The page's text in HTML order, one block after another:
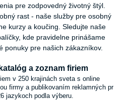
pre zodpovedný životný štýl.
rast - naše služby pre osobný
kurzy a koučing. Sledujte naše
kde pravidelne prinášame
ponuky pre našich zákazníkov.
a zoznam firiem
v 250 krajinách sveta s online
firmy a publikovaním reklamných pr
jazykoch podla výberu.